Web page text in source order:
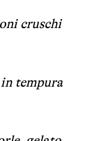
cruschi
tempura